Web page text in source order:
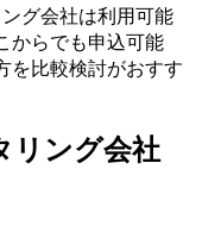
グ会社は利用可能
からでも申込可能
を比較検討がおすす
リング会社